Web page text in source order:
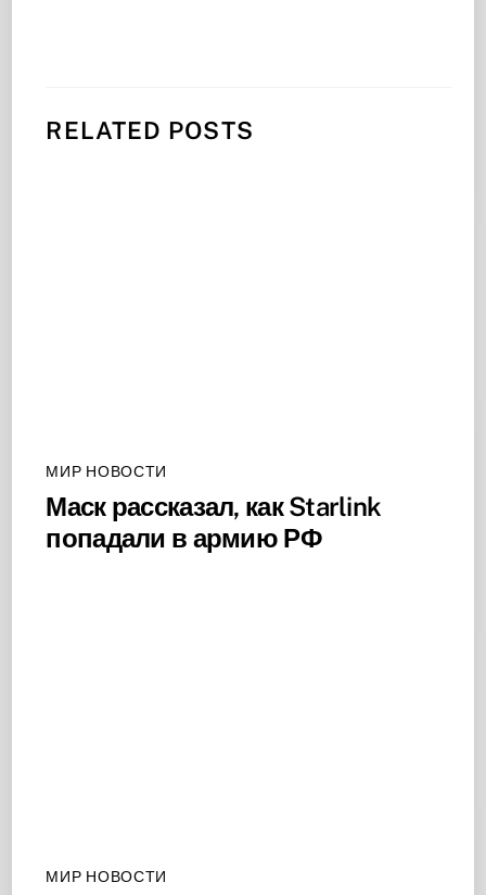
RELATED POSTS
МИР НОВОСТИ
Маск рассказал, как Starlink
попадали в армию РФ
МИР НОВОСТИ